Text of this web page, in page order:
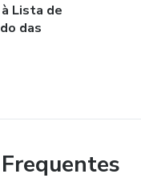
Lista de
das